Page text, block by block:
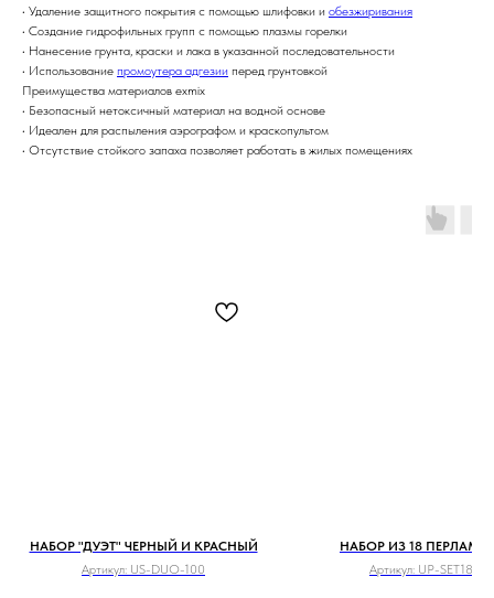
• Удаление защитного покрытия с помощью шлифовки и обезжиривания
• Создание гидрофильных групп с помощью плазмы горелки
• Нанесение грунта, краски и лака в указанной последовательности
• Использование промоутера адгезии перед грунтовкой
Преимущества материалов exmix
• Безопасный нетоксичный материал на водной основе
• Идеален для распыления аэрографом и краскопультом
• Отсутствие стойкого запаха позволяет работать в жилых помещениях
НАБОР "ДУЭТ" ЧЕРНЫЙ И КРАСНЫЙ
Артикул: US-DUO-100
НАБОР ИЗ 18
Артикул: UP-SET18-15